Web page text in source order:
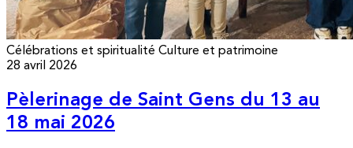
Célébrations et spiritualité Culture et patrimoine
28 avril 2026
Pèlerinage de Saint Gens du 13 au
18 mai 2026